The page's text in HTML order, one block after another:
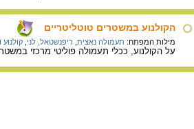
הקולנוע במשטרים טוטליטריים
מילות המפתח: תעמולה נאצית ריפנשטאל, לני קולנוע
על הקולנוע, ככלי תעמולה פוליטי מרכזי